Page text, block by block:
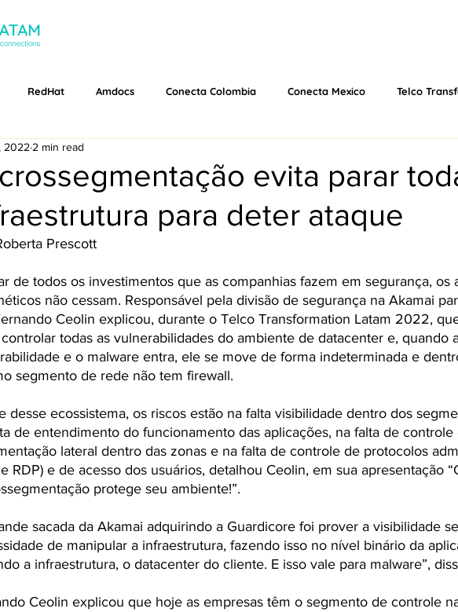
RedHat Amdocs Conecta Colombia Conecta Mexico Telco
MWC24
evita parar
para deter ataque
2022 2 min read
Prescott
de todos os investimentos que as companhias fazem em segurança, os
não cessam. Responsável pela divisão de segurança na Akamai
Ceolin explicou, durante o Telco Transformation Latam 2022,
todas as vulnerabilidades do ambiente de datacenter e, quando
e o malware entra, ele se move de forma indeterminada e
segmento de rede não tem firewall.
desse ecossistema, os riscos estão na falta visibilidade dentro dos
de entendimento do funcionamento das aplicações, na falta de controle
lateral dentro das zonas e na falta de controle de protocolos
RDP) e de acesso dos usuários, detalhou Ceolin, em sua apresentação
protege seu ambiente!”.
sacada da Akamai adquirindo a Guardicore foi prover a visibilidade
de manipular a infraestrutura, fazendo isso no nível binário da
a infraestrutura, o datacenter do cliente. E isso vale para malware”,
Ceolin explicou que hoje as empresas têm o segmento de controle